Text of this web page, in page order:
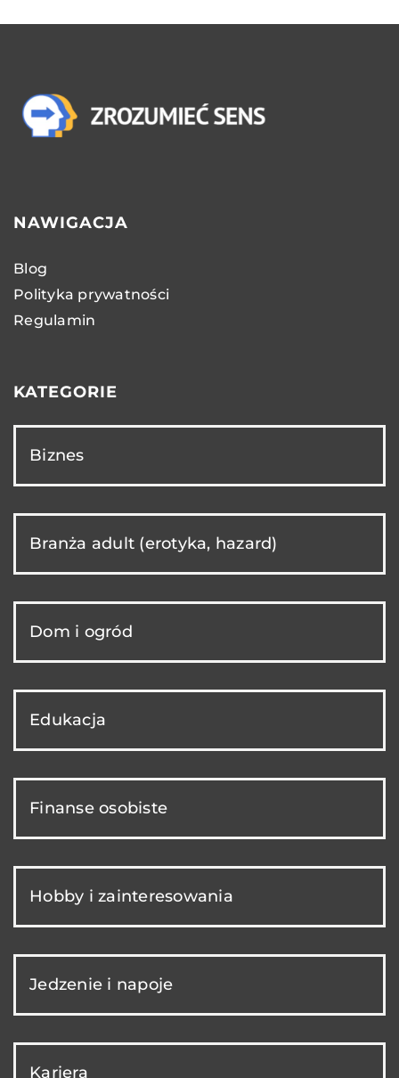
NAWIGACJA
Blog
Polityka prywatności
Regulamin
KATEGORIE
Biznes
Branża adult (erotyka, hazard)
Dom i ogród
Edukacja
Finanse osobiste
Hobby i zainteresowania
Jedzenie i napoje
Kariera